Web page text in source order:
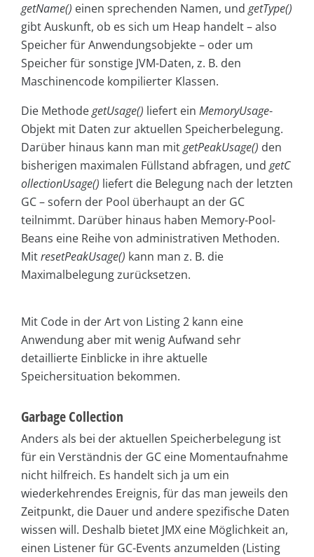
getName() einen sprechenden Namen, und getType()
gibt Auskunft, ob es sich um Heap handelt – also
Speicher für Anwendungsobjekte – oder um
Speicher für sonstige JVM-Daten, z. B. den
Maschinencode kompilierter Klassen.
Die MethodegetUsage() liefert ein MemoryUsage-
Objekt mit Daten zur aktuellen Speicherbelegung.
Darüber hinaus kann man mitgetPeakUsage() den
bisherigen maximalen Füllstand abfragen, und getC
ollectionUsage() liefert die Belegung nach der letzten
GC – sofern der Pool überhaupt an der GC
teilnimmt. Darüber hinaus haben Memory-Pool-
Beans eine Reihe von administrativen Methoden.
MitresetPeakUsage() kann man z. B. die
Maximalbelegung zurücksetzen.
Mit Code in der Art von Listing 2 kann eine
Anwendung aber mit wenig Aufwand sehr
detaillierte Einblicke in ihre aktuelle
Speichersituation bekommen.
Garbage Collection
Anders als bei der aktuellen Speicherbelegung ist
für ein Verständnis der GC eine Momentaufnahme
nicht hilfreich. Es handelt sich ja um ein
wiederkehrendes Ereignis, für das man jeweils den
Zeitpunkt, die Dauer und andere spezifische Daten
wissen will. Deshalb bietet JMX eine Möglichkeit an,
einen Listener für GC-Events anzumelden (Listing